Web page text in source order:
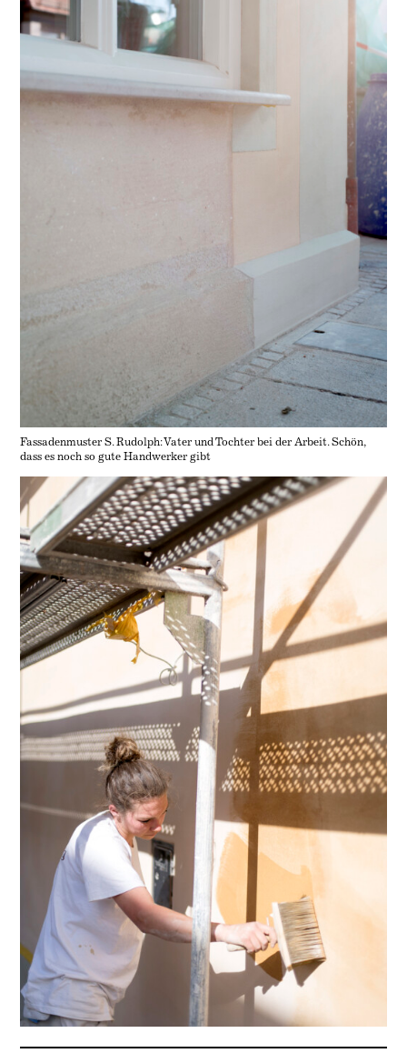
Fassadenmuster S. Rudolph: Vater und Tochter bei der Arbeit. Schön,
dass es noch so gute Handwerker gibt